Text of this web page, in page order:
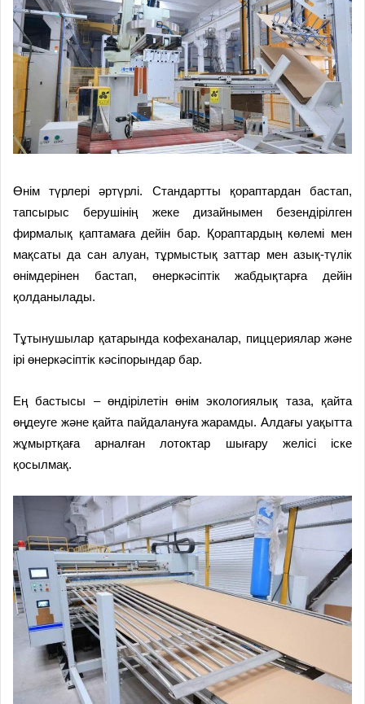
Өнім түрлері әртүрлі. Стандартты қораптардан бастап,
тапсырыс берушінің жеке дизайнымен безендірілген
фирмалық қаптамаға дейін бар. Қораптардың көлемі мен
мақсаты да сан алуан, тұрмыстық заттар мен азық-түлік
өнімдерінен бастап, өнеркәсіптік жабдықтарға дейін
қолданылады.
Тұтынушылар қатарында кофеханалар, пиццериялар және
ірі өнеркәсіптік кәсіпорындар бар.
Ең бастысы – өндірілетін өнім экологиялық таза, қайта
өңдеуге және қайта пайдалануға жарамды. Алдағы уақытта
жұмыртқаға арналған лотоктар шығару желісі іске
қосылмақ.